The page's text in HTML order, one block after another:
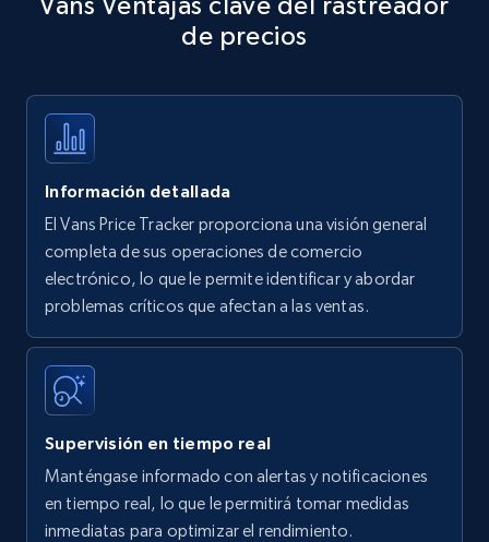
Title, Seller name, Brand, Description, Initial
35.3K+
Amazon products - find products by using
upc numbers
Title, Seller name, Brand, Description, Initial
price, Currency, Availability, Reviews count, and
35.3K+
Amazon Reviews
de precios
Información detallada
El Vans Price Tracker proporciona una visión general
completa de sus operaciones de comercio
electrónico, lo que le permite identificar y abordar
problemas críticos que afectan a las ventas.
Supervisión en tiempo real
Manténgase informado con alertas y notificaciones
en tiempo real, lo que le permitirá tomar medidas
inmediatas para optimizar el rendimiento.